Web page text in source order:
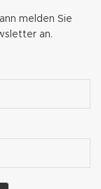
melden Sie
an.